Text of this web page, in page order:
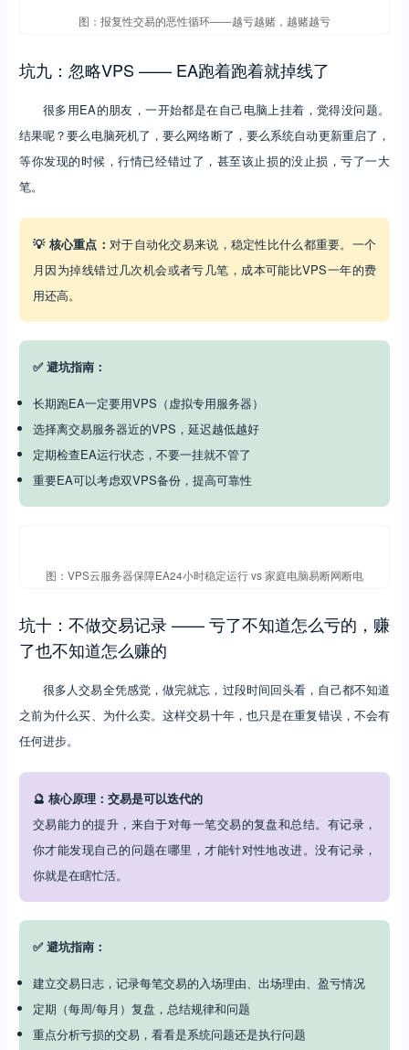
图：报复性交易的恶性循环——越亏越赌，越赌越亏
坑九：忽略VPS —— EA跑着跑着就掉线了
很多用EA的朋友，一开始都是在自己电脑上挂着，觉得没问题。
结果呢？要么电脑死机了，要么网络断了，要么系统自动更新重启了，
等你发现的时候，行情已经错过了，甚至该止损的没止损，亏了一大
笔。
💡 核心重点： 对于自动化交易来说，稳定性比什么都重要。一个
月因为掉线错过几次机会或者亏几笔，成本可能比VPS一年的费
用还高。
✅ 避坑指南：
长期跑EA一定要用VPS（虚拟专用服务器）
选择离交易服务器近的VPS，延迟越低越好
定期检查EA运行状态，不要一挂就不管了
重要EA可以考虑双VPS备份，提高可靠性
图：VPS云服务器保障EA24小时稳定运行 vs 家庭电脑易断网断电
坑十：不做交易记录 —— 亏了不知道怎么亏的，赚
了也不知道怎么赚的
很多人交易全凭感觉，做完就忘，过段时间回头看，自己都不知道
之前为什么买、为什么卖。这样交易十年，也只是在重复错误，不会有
任何进步。
🔮 核心原理：交易是可以迭代的
交易能力的提升，来自于对每一笔交易的复盘和总结。有记录，
你才能发现自己的问题在哪里，才能针对性地改进。没有记录，
你就是在瞎忙活。
✅ 避坑指南：
建立交易日志，记录每笔交易的入场理由、出场理由、盈亏情况
定期（每周/每月）复盘，总结规律和问题
重点分析亏损的交易，看看是系统问题还是执行问题